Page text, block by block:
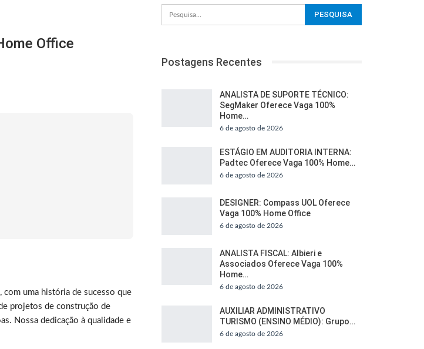
Office
com uma história de sucesso que
projetos de construção de
Nossa dedicação à qualidade e
Postagens Recentes
ANALISTA DE SUPORTE TÉCNICO:
SegMaker Oferece Vaga 100%
Home…
6 de agosto de 2026
ESTÁGIO EM AUDITORIA INTERNA:
Padtec Oferece Vaga 100% Home…
6 de agosto de 2026
DESIGNER: Compass UOL Oferece
Vaga 100% Home Office
6 de agosto de 2026
ANALISTA FISCAL: Albieri e
Associados Oferece Vaga 100%
Home…
6 de agosto de 2026
AUXILIAR ADMINISTRATIVO
TURISMO (ENSINO MÉDIO): Grupo…
6 de agosto de 2026